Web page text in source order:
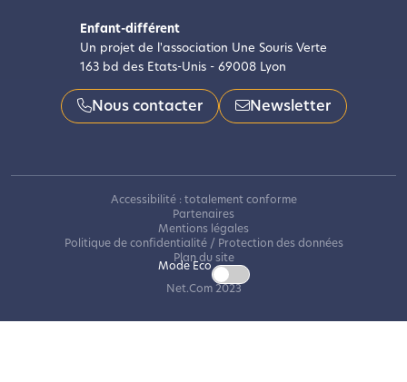
Enfant-différent
Un projet de l'association Une Souris Verte
163 bd des Etats-Unis - 69008 Lyon
Nous contacter Newsletter
Accessibilité : totalement conforme
Partenaires
Mentions légales
Politique de confidentialité / Protection des données
Plan du site
Mode Eco
Net.Com 2023